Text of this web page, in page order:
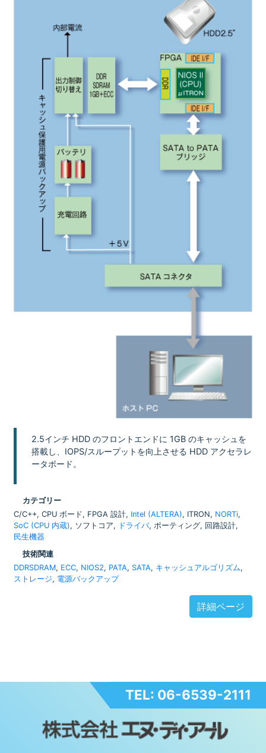
2.5インチ HDD のフロントエンドに 1GB のキャッシュを
搭載し、IOPS/スループットを向上させる HDD アクセラレ
ータボード。
カテゴリー
C/C++, CPU ボード, FPGA 設計, Intel (ALTERA), ITRON, NORTi,
SoC (CPU 内蔵), ソフトコア, ドライバ, ポーティング, 回路設計,
民生機器
技術関連
DDRSDRAM, ECC, NIOS2, PATA, SATA, キャッシュアルゴリズム,
ストレージ, 電源バックアップ
詳細ページ
TEL: 06-6539-2111